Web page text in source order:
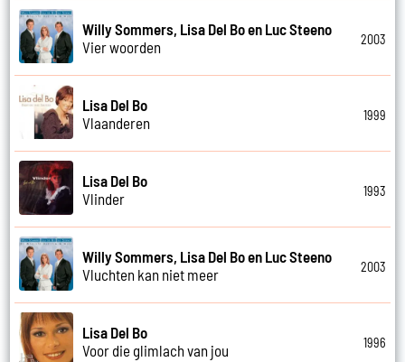
Willy Sommers, Lisa Del Bo en Luc Steeno
Vier woorden
2003
Lisa Del Bo
Vlaanderen
1999
Lisa Del Bo
Vlinder
1993
Willy Sommers, Lisa Del Bo en Luc Steeno
Vluchten kan niet meer
2003
Lisa Del Bo
Voor die glimlach van jou
1996